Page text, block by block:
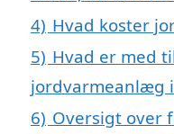
4) Hvad koster
5) Hvad er med
jordvarmeanlæg i
6) Oversigt over